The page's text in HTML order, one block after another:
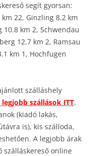
segít gyorsan:
km 22, Ginzling 8.2 km
10.8 km 2, Schwendau
12.7 km 2, Ramsau
km 1, Hochfugen
szálláshely
szállások ITT.
(kiadó lakás,
is), kis szálloda,
A legjobb árak
online